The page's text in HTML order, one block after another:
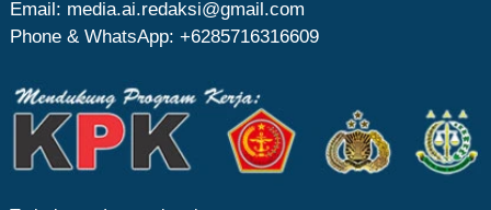
Email: media.ai.redaksi@gmail.com
Phone & WhatsApp: +6285716316609